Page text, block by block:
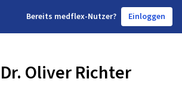
Bereits medflex-Nutzer? Einloggen
Dr. Oliver Richter